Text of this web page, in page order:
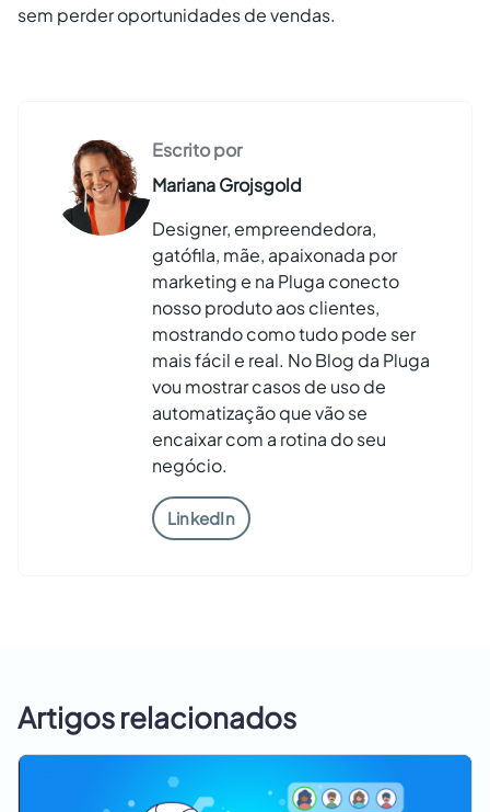
sem perder oportunidades de vendas.
Escrito por
Mariana Grojsgold
Designer, empreendedora,
gatófila, mãe, apaixonada por
marketing e na Pluga conecto
nosso produto aos clientes,
mostrando como tudo pode ser
mais fácil e real. No Blog da Pluga
vou mostrar casos de uso de
automatização que vão se
encaixar com a rotina do seu
negócio.
LinkedIn
Artigos relacionados